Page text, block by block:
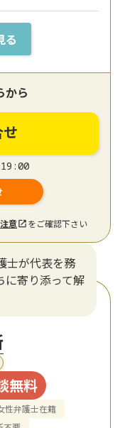
る
から
19:00
注意 をご確認下さい
士が代表を務
に寄り添って解
無料
性弁護士在籍